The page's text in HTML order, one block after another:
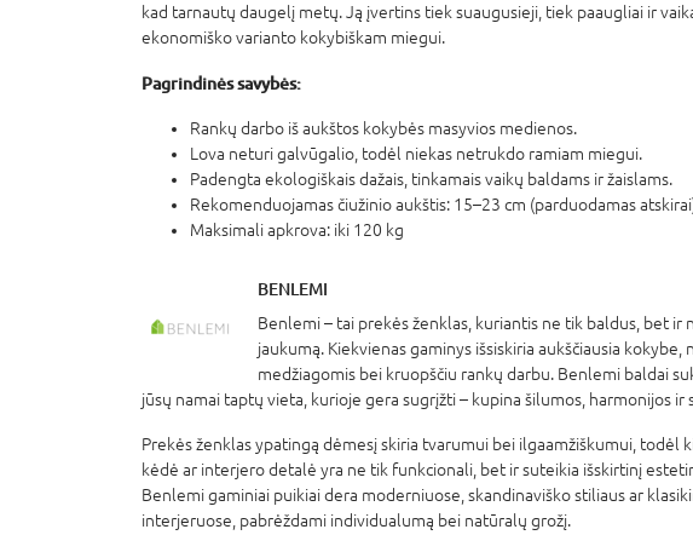
kad tarnautų daugelį metų. Ją įvertins tiek suaugusieji, tiek paaugliai ir
ekonomiško varianto kokybiškam miegui.
Pagrindinės savybės:
Rankų darbo iš aukštos kokybės masyvios medienos.
Lova neturi galvūgalio, todėl niekas netrukdo ramiam miegui.
Padengta ekologiškais dažais, tinkamais vaikų baldams ir žaislams.
Rekomenduojamas čiužinio aukštis: 15–23 cm (parduodamas
Maksimali apkrova: iki 120 kg
BENLEMI
Benlemi – tai prekės ženklas, kuriantis ne tik baldus, bet ir
jaukumą. Kiekvienas gaminys išsiskiria aukščiausia kokybe,
medžiagomis bei kruopščiu rankų darbu. Benlemi baldai
jūsų namai taptų vieta, kurioje gera sugrįžti – kupina šilumos, harmonijos ir
Prekės ženklas ypatingą dėmesį skiria tvarumui bei ilgaamžiškumui, todėl
kėdė ar interjero detalė yra ne tik funkcionali, bet ir suteikia išskirtinį
Benlemi gaminiai puikiai dera moderniuose, skandinaviško stiliaus ar
interjeruose, pabrėždami individualumą bei natūralų grožį.
E-KAINA
ROCKIT baltojo triukšmo aparatas
WOOSHH, SB01
23,
internetu